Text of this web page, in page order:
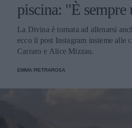
piscina: "È sempre
La Divina è tornata ad allenarsi
ecco il post Instagram insieme alle
Carraro e Alice Mizzau.
EMMA PIETRAROSA